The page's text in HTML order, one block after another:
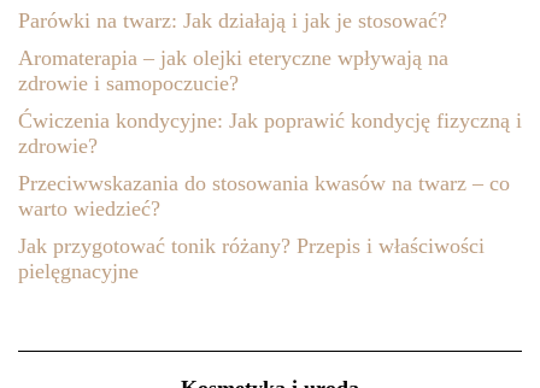
Parówki na twarz: Jak działają i jak je stosować?
Aromaterapia – jak olejki eteryczne wpływają na
zdrowie i samopoczucie?
Ćwiczenia kondycyjne: Jak poprawić kondycję fizyczną i
zdrowie?
Przeciwwskazania do stosowania kwasów na twarz – co
warto wiedzieć?
Jak przygotować tonik różany? Przepis i właściwości
pielęgnacyjne